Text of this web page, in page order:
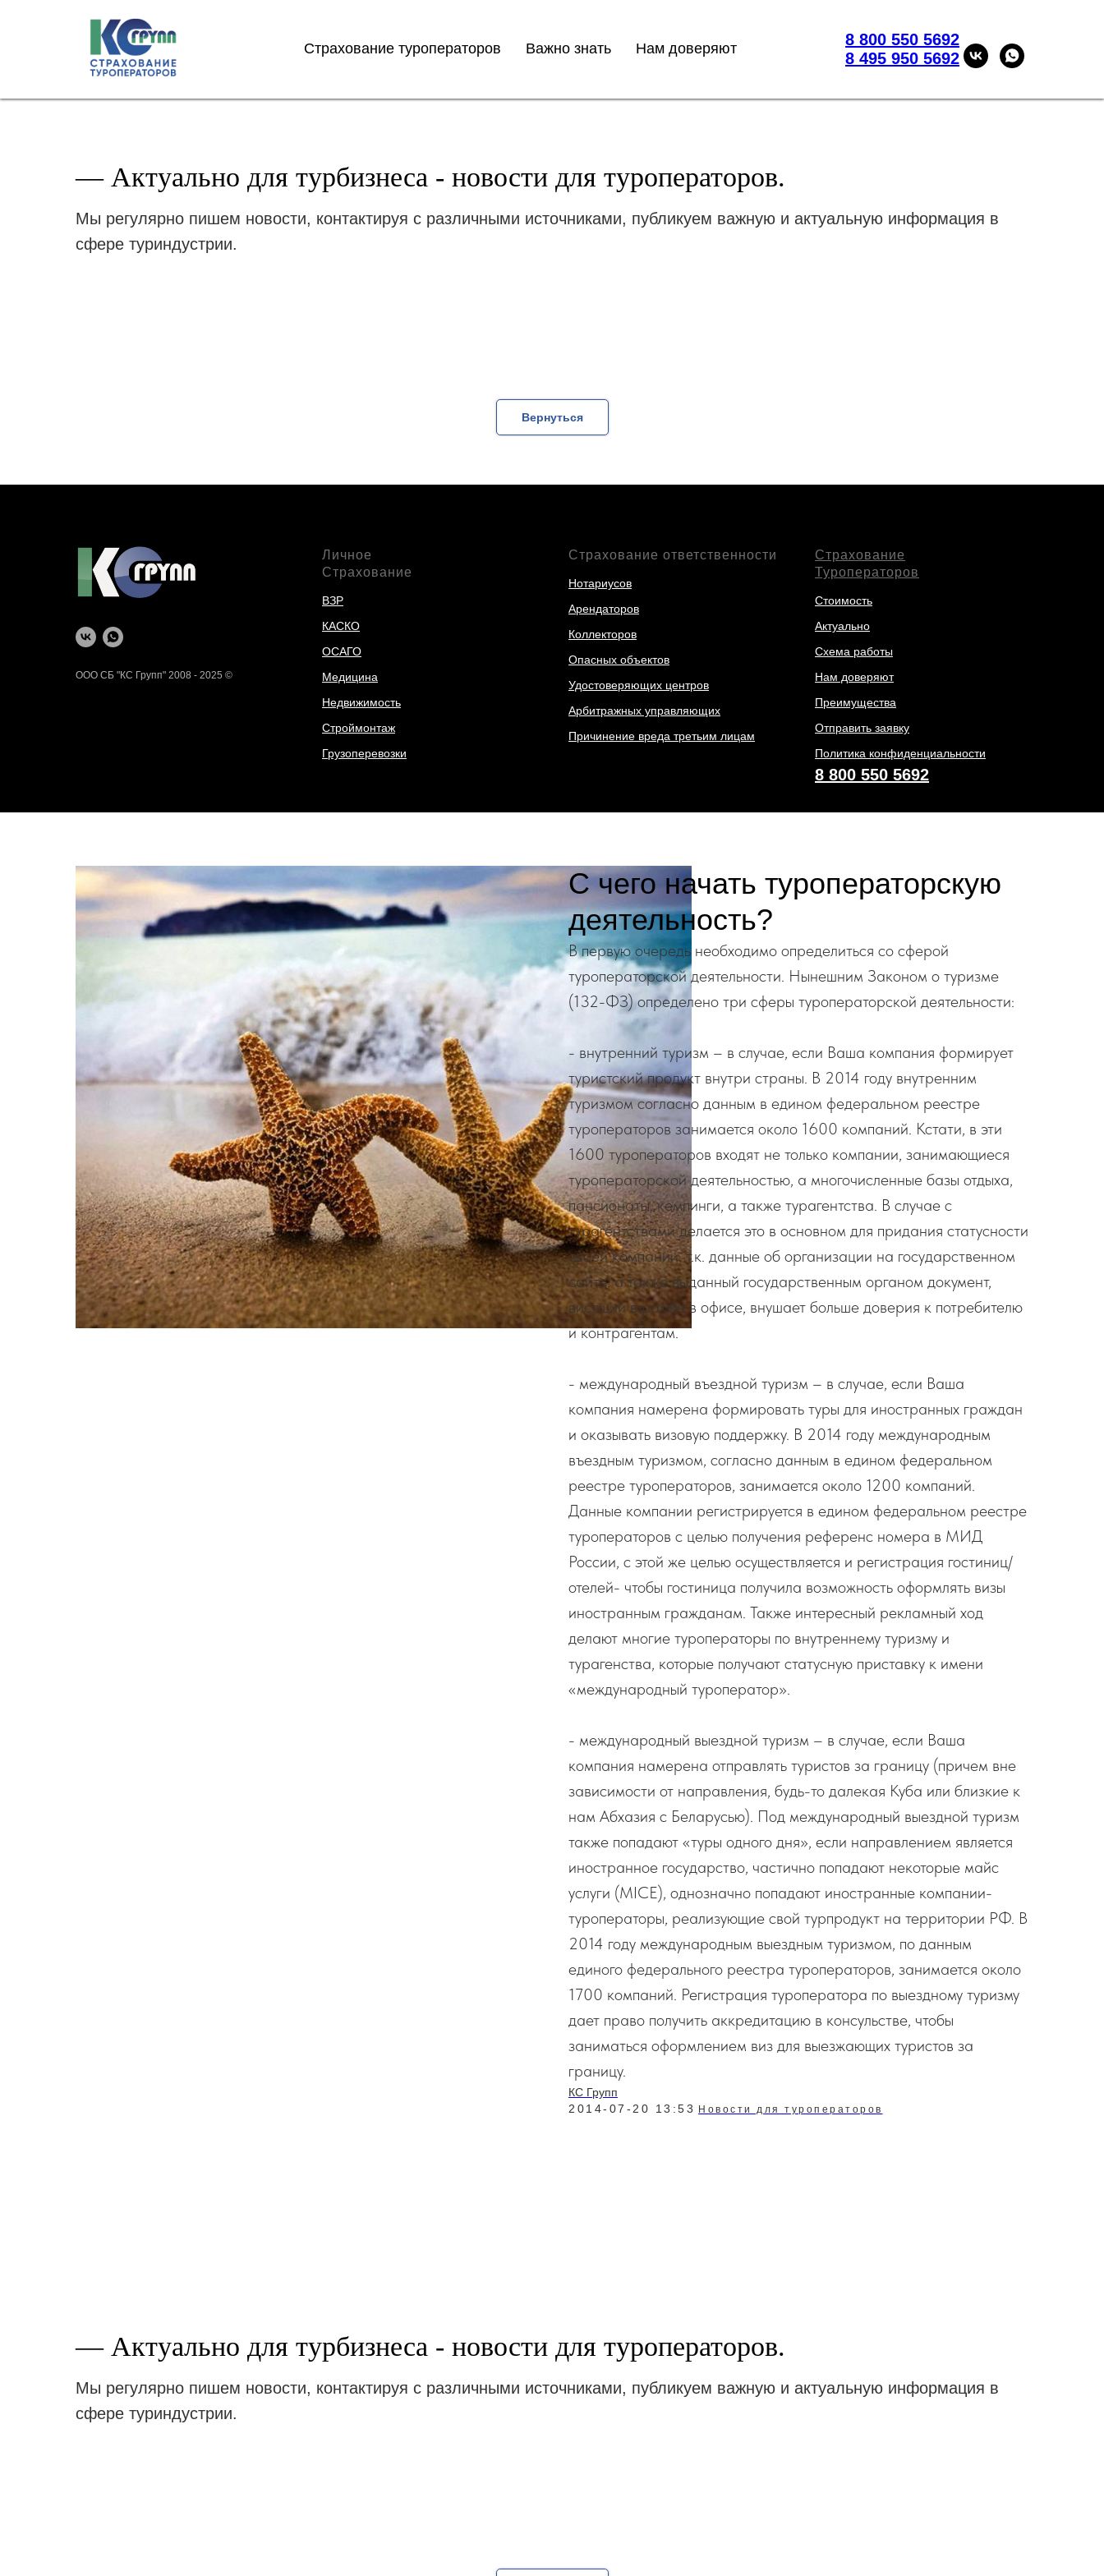
Страхование туроператоров Важно знать Нам доверяют
8 800 550 5692
8 495 950 5692
— Актуально для турбизнеса - новости для туроператоров.
Мы регулярно пишем новости, контактируя с различными источниками, публикуем важную и актуальную информация в
сфере туриндустрии.
Вернуться
ООО СБ "КС Групп" 2008 - 2025 ©
Личное
Страхование
ВЗР
КАСКО
ОСАГО
Медицина
Недвижимость
Строймонтаж
Грузоперевозки
Страхование ответственности
Нотариусов
Арендаторов
Коллекторов
Опасных объектов
Удостоверяющих центров
Арбитражных управляющих
Причинение вреда третьим лицам
Страхование
Туроператоров
Стоимость
Актуально
Схема работы
Нам доверяют
Преимущества
Отправить заявку
Политика конфиденциальности
8 800 550 5692
С чего начать туроператорскую
деятельность?
В первую очередь необходимо определиться со сферой
туроператорской деятельности. Нынешним Законом о туризме
(132-ФЗ) определено три сферы туроператорской деятельности:
- внутренний туризм – в случае, если Ваша компания формирует
туристский продукт внутри страны. В 2014 году внутренним
туризмом согласно данным в едином федеральном реестре
туроператоров занимается около 1600 компаний. Кстати, в эти
1600 туроператоров входят не только компании, занимающиеся
туроператорской деятельностью, а многочисленные базы отдыха,
пансионаты, кемпинги, а также турагентства. В случае с
турагентствами делается это в основном для придания статусности
своей компании, т.к. данные об организации на государственном
сайте, а также выданный государственным органом документ,
висящий в рамке в офисе, внушает больше доверия к потребителю
и контрагентам.
- международный въездной туризм – в случае, если Ваша
компания намерена формировать туры для иностранных граждан
и оказывать визовую поддержку. В 2014 году международным
въездным туризмом, согласно данным в едином федеральном
реестре туроператоров, занимается около 1200 компаний.
Данные компании регистрируется в едином федеральном реестре
туроператоров с целью получения референс номера в МИД
России, с этой же целью осуществляется и регистрация гостиниц/
отелей- чтобы гостиница получила возможность оформлять визы
иностранным гражданам. Также интересный рекламный ход
делают многие туроператоры по внутреннему туризму и
турагенства, которые получают статусную приставку к имени
«международный туроператор».
- международный выездной туризм – в случае, если Ваша
компания намерена отправлять туристов за границу (причем вне
зависимости от направления, будь-то далекая Куба или близкие к
нам Абхазия с Беларусью). Под международный выездной туризм
также попадают «туры одного дня», если направлением является
иностранное государство, частично попадают некоторые майс
услуги (MICE), однозначно попадают иностранные компании-
туроператоры, реализующие свой турпродукт на территории РФ. В
2014 году международным выездным туризмом, по данным
единого федерального реестра туроператоров, занимается около
1700 компаний. Регистрация туроператора по выездному туризму
дает право получить аккредитацию в консульстве, чтобы
заниматься оформлением виз для выезжающих туристов за
границу.
КС Групп
2014-07-20 13:53
Новости для туроператоров
Страхование туроператоров Важно знать Нам доверяют
8 800 550 5692
8 495 950 5692
— Актуально для турбизнеса - новости для туроператоров.
Мы регулярно пишем новости, контактируя с различными источниками, публикуем важную и актуальную информация в
сфере туриндустрии.